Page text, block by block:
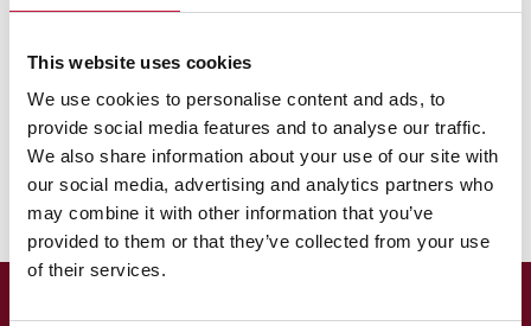
This website uses cookies
We use cookies to personalise content and ads, to
provide social media features and to analyse our traffic.
We also share information about your use of our site with
our social media, advertising and analytics partners who
may combine it with other information that you’ve
provided to them or that they’ve collected from your use
of their services.
Suuremmat rakennus- ja sisustusvinyylit vie
Kontiokaaren itsepalveluasemalle tai muille
jäteasemille.